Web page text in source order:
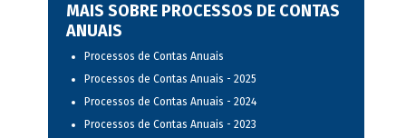
MAIS SOBRE PROCESSOS DE CONTAS
ANUAIS
Processos de Contas Anuais
Processos de Contas Anuais - 2025
Processos de Contas Anuais - 2024
Processos de Contas Anuais - 2023